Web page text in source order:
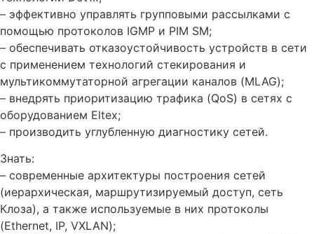
– эффективно управлять групповыми рассылками с
помощью протоколов IGMP и PIM SM;
– обеспечивать отказоустойчивость устройств в сети
с применением технологий стекирования и
мультикоммутаторной агрегации каналов (MLAG);
– внедрять приоритизацию трафика (QoS) в сетях с
оборудованием Eltex;
– производить углубленную диагностику сетей.
Знать:
– современные архитектуры построения сетей
(иерархическая, маршрутизируемый доступ, сеть
Клоза), а также используемые в них протоколы
(Ethernet, IP, VXLAN);